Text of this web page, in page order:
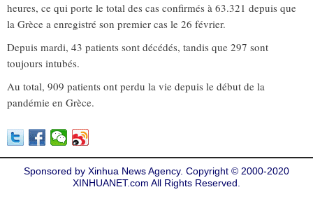
heures, ce qui porte le total des cas confirmés à 63.321 depuis que
la Grèce a enregistré son premier cas le 26 février.
Depuis mardi, 43 patients sont décédés, tandis que 297 sont
toujours intubés.
Au total, 909 patients ont perdu la vie depuis le début de la
pandémie en Grèce.
Sponsored by Xinhua News Agency. Copyright © 2000-2020
XINHUANET.com All Rights Reserved.